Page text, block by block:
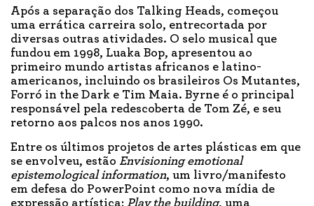
Após a separação dos Talking Heads, começou
uma errática carreira solo, entrecortada por
diversas outras atividades. O selo musical que
fundou em 1998, Luaka Bop, apresentou ao
primeiro mundo artistas africanos e latino-
americanos, incluindo os brasileiros Os Mutantes,
Forró in the Dark e Tim Maia. Byrne é o principal
responsável pela redescoberta de Tom Zé, e seu
retorno aos palcos nos anos 1990.
Entre os últimos projetos de artes plásticas em que
se envolveu, estão Envisioning emotional
epistemological information, um livro/manifesto
em defesa do PowerPoint como nova mídia de
expressão artística; Play the building, uma